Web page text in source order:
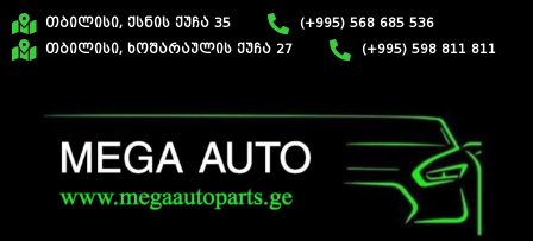
თბილისი, ქსნის ქუჩა 35
(+995) 568 685 536
თბილისი, ხოშარაულის ქუჩა 27
(+995) 598 811 811